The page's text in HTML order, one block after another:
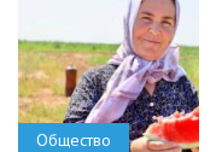
Общество